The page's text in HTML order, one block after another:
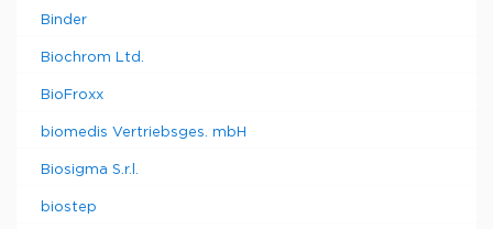
Binder
Biochrom Ltd.
BioFroxx
biomedis Vertriebsges. mbH
Biosigma S.r.l.
biostep